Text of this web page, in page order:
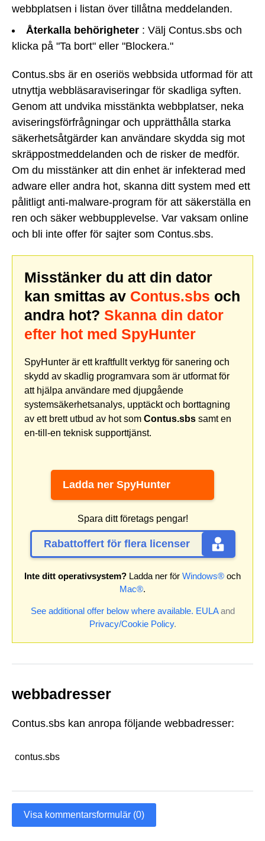
webbplatsen i listan över tillåtna meddelanden.
Återkalla behörigheter : Välj Contus.sbs och
klicka på "Ta bort" eller "Blockera."
Contus.sbs är en oseriös webbsida utformad för att
utnyttja webbläsaraviseringar för skadliga syften.
Genom att undvika misstänkta webbplatser, neka
aviseringsförfrågningar och upprätthålla starka
säkerhetsåtgärder kan användare skydda sig mot
skräppostmeddelanden och de risker de medför.
Om du misstänker att din enhet är infekterad med
adware eller andra hot, skanna ditt system med ett
pålitligt anti-malware-program för att säkerställa en
ren och säker webbupplevelse. Var vaksam online
och bli inte offer för sajter som Contus.sbs.
Misstänker du att din dator
kan smittas av Contus.sbs och
andra hot? Skanna din dator
efter hot med SpyHunter
SpyHunter är ett kraftfullt verktyg för sanering och
skydd av skadlig programvara som är utformat för
att hjälpa användare med djupgående
systemsäkerhetsanalys, upptäckt och borttagning
av ett brett utbud av hot som Contus.sbs samt en
en-till-en teknisk supporttjänst.
Ladda ner SpyHunter
Spara ditt företags pengar!
Rabattoffert för flera licenser
Inte ditt operativsystem? Ladda ner för Windows® och
Mac®.
See additional offer below where available. EULAand
Privacy/Cookie Policy.
webbadresser
Contus.sbs kan anropa följande webbadresser:
contus.sbs
Visa kommentarsformulär (0)